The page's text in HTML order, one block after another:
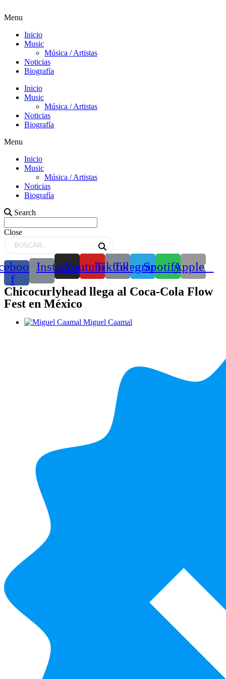
Menu
Inicio
Music
Música / Artistas
Noticias
Biografía
Inicio
Music
Música / Artistas
Noticias
Biografía
Menu
Inicio
Music
Música / Artistas
Noticias
Biografía
Search
Close
f
Instagram
YoutubeTiktokTelegramSpotifyApple
Chicocurlyhead llega al Coca-Cola Flow
Fest en México
Miguel Caamal